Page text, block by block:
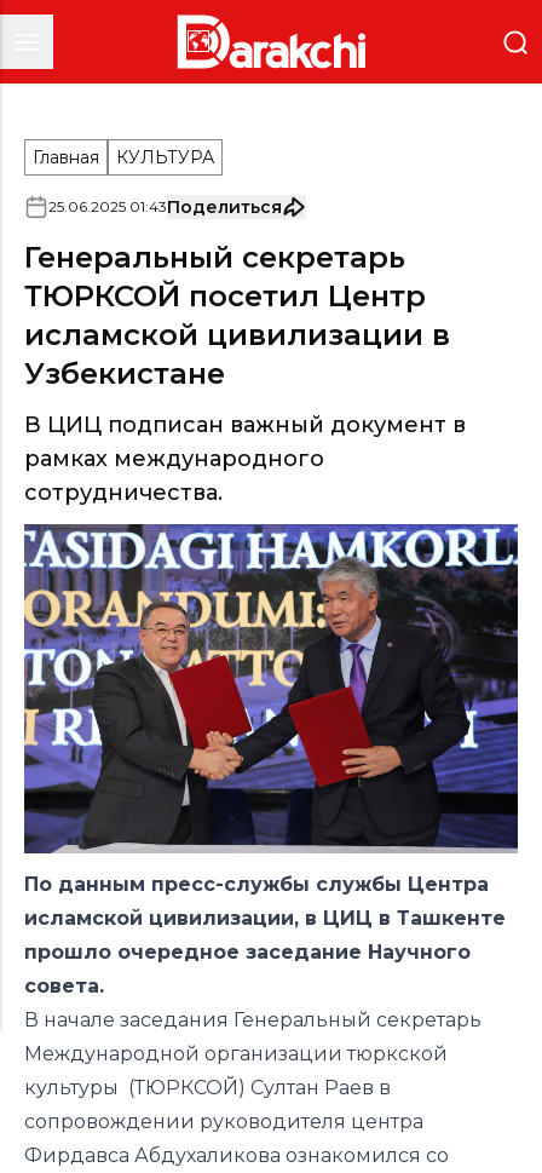
Главная КУЛЬТУРА
25.06.2025 01:43Поделиться
Генеральный секретарь
ТЮРКСОЙ посетил Центр
исламской цивилизации в
Узбекистане
В ЦИЦ подписан важный документ в
рамках международного
сотрудничества.
По данным пресс-службы службы Центра
исламской цивилизации, в ЦИЦ в Ташкенте
прошло очередное заседание Научного
совета.
В начале заседания Генеральный секретарь
Международной организации тюркской
культуры (ТЮРКСОЙ) Султан Раев в
сопровождении руководителя центра
Фирдавса Абдухаликова ознакомился со